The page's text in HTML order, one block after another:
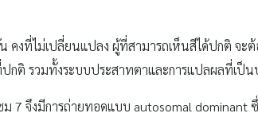
คงที่ไม่เปลี่ยนแปลง ผู้ที่สามารถเห็นสีได้ปกติ จะต้
กติ รวมทั้งระบบประสาทตาและการแปลผลที่เป็
7 จึงมีการถ่ายทอดแบบ autosomal dominant